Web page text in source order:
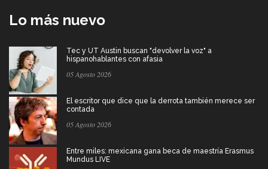
Lo más nuevo
Tec y UT Austin buscan "devolver la voz" a
hispanohablantes con afasia
05 Agosto 2026
El escritor que dice que la derrota también merece ser
contada
05 Agosto 2026
Entre miles: mexicana gana beca de maestría Erasmus
Mundus LIVE